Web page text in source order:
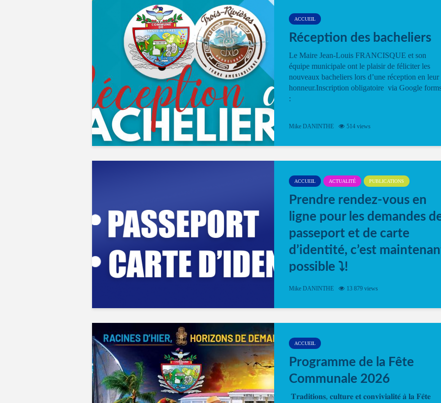
ACCUEIL
Réception des bacheliers
Le Maire Jean-Louis FRANCISQUE et son
équipe municipale ont le plaisir de féliciter les
nouveaux bacheliers lors d’une réception en leur
honneur.Inscription obligatoire via Google
:
Mike DANINTHE 514 views
ACCUEIL ACTUALITÉ PUBLICATIONS
Prendre rendez-vous en
ligne pour les demandes
passeport et de carte
d’identité, c’est
possible ⤵️!
Désormais, il est possible de prendre rendez-
Mike DANINTHE 13 879 views
ACCUEIL
Programme de la Fête
Communale 2026
𝐓𝐫𝐚𝐝𝐢𝐭𝐢𝐨𝐧𝐬, 𝐜𝐮𝐥𝐭𝐮𝐫𝐞 𝐞𝐭 𝐜𝐨𝐧𝐯𝐢𝐯𝐢𝐚𝐥𝐢𝐭𝐞́ 𝐚̀ 𝐥𝐚 𝐅𝐞̂𝐭𝐞